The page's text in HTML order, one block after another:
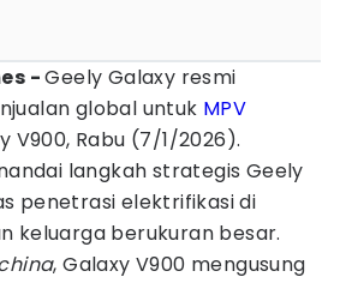
-Geely Galaxy resmi
global untuk MPV
V900, Rabu (7/1/2026).
langkah strategis Geely
penetrasi elektrifikasi di
keluarga berukuran besar.
, Galaxy V900 mengusung